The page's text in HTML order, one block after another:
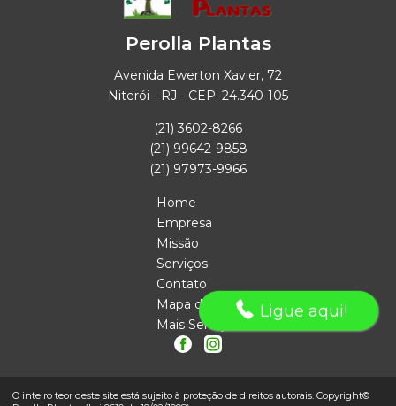
Perolla Plantas
Avenida Ewerton Xavier, 72
Niterói - RJ - CEP: 24.340-105
(21) 3602-8266
(21) 99642-9858
(21) 97973-9966
Home
Empresa
Missão
Serviços
Contato
Mapa do site
Mais Serviços
O inteiro teor deste site está sujeito à proteção de direitos autorais. Copyright©
Ligue aqui!